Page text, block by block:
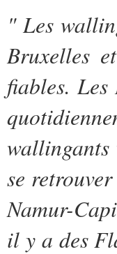
" Les
Bruxelles
fiables. Les
wallingants
se
Namur-
il y a des